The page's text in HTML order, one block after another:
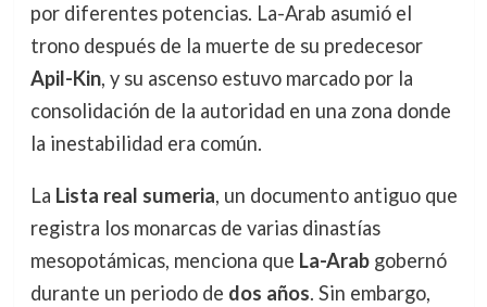
por diferentes potencias. La-Arab asumió el
trono después de la muerte de su predecesor
Apil-Kin, y su ascenso estuvo marcado por la
consolidación de la autoridad en una zona donde
la inestabilidad era común.
La Lista real sumeria, un documento antiguo que
registra los monarcas de varias dinastías
mesopotámicas, menciona que La-Arabgobernó
durante un periodo de dos años. Sin embargo,